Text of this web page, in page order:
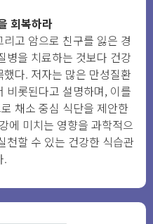
회복하라
고 암으로 친구를 잃은 경
병을 치료하는 것보다 건강
다. 저자는 많은 만성질환
비롯된다고 설명하며, 이를
채소 중심 식단을 제안한
에 미치는 영향을 과학적으
천할 수 있는 건강한 식습관
.